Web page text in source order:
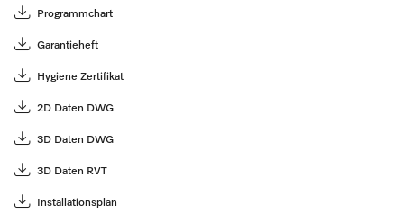
Programmchart
Garantieheft
Hygiene Zertifikat
2D Daten DWG
3D Daten DWG
3D Daten RVT
Installationsplan